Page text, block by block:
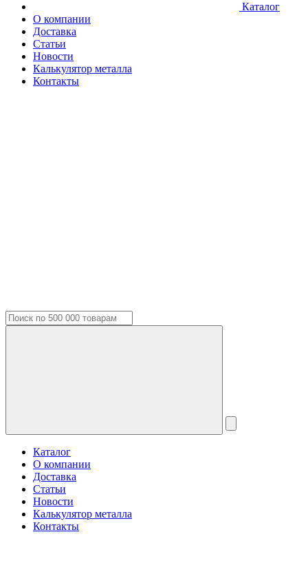
Каталог
О компании
Доставка
Статьи
Новости
Калькулятор металла
Контакты
Каталог
О компании
Доставка
Статьи
Новости
Калькулятор металла
Контакты